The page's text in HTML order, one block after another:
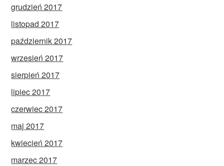
grudzień 2017
listopad 2017
październik 2017
wrzesień 2017
sierpień 2017
lipiec 2017
czerwiec 2017
maj 2017
kwiecień 2017
marzec 2017